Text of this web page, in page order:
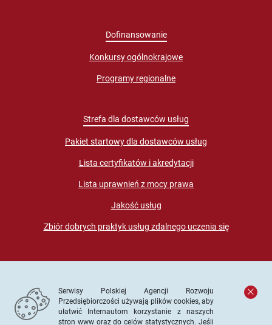
Dofinansowanie
Konkursy ogólnokrajowe
Programy regionalne
Strefa dla dostawców usług
Pakiet startowy dla dostawców usług
Lista certyfikatów i akredytacji
Lista uprawnień z mocy prawa
Jakość usług
Zbiór dobrych praktyk usług zdalnego uczenia się
Serwisy Polskiej Agencji Rozwoju
Przedsiębiorczości używają plików cookies, aby
ułatwić Internautom korzystanie z naszych
stron www oraz do celów statystycznych. Jeśli